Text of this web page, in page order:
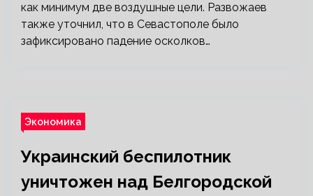
как минимум две воздушные цели. Развожаев
также уточнил, что в Севастополе было
зафиксировано падение осколков…
Экономика
Украинский беспилотник
уничтожен над Белгородской